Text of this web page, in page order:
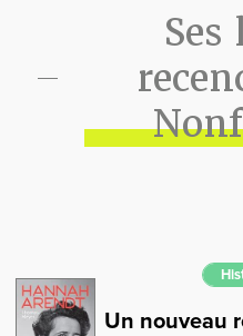
Ses
Un nouveau